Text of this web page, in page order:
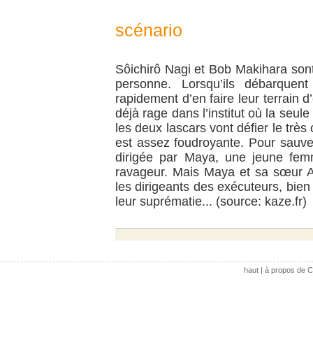
scénario
Sôichirô Nagi et Bob Makihara
personne. Lorsqu’ils
rapidement d’en faire leur terrain
déjà rage dans l’institut où la
les deux lascars vont défier le
est assez foudroyante. Pour
dirigée par Maya, une jeune
ravageur. Mais Maya et sa sœur
les dirigeants des exécuteurs,
leur suprématie... (source: kaze.fr)
haut| à propos de